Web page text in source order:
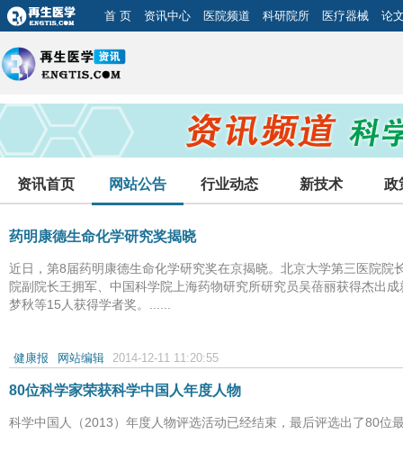
首 页 资讯中心 医院频道 科研院所 医疗器械 论
资讯首页 网站公告 行业动态 新技术 政
药明康德生命化学研究奖揭晓
近日，第8届药明康德生命化学研究奖在京揭晓。北京大学第三医院院
院副院长王拥军、中国科学院上海药物研究所研究员吴蓓丽获得杰出
梦秋等15人获得学者奖。......
健康报 网站编辑 2014-12-11 11:20:55
80位科学家荣获科学中国人年度人物
科学中国人（2013）年度人物评选活动已经结束，最后评选出了80位